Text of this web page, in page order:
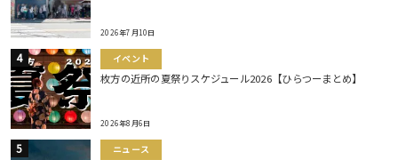
2026年7月10日
イベント
枚方の近所の夏祭りスケジュール2026【ひらつーまとめ】
2026年8月6日
ニュース